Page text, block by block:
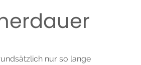
nur so lange